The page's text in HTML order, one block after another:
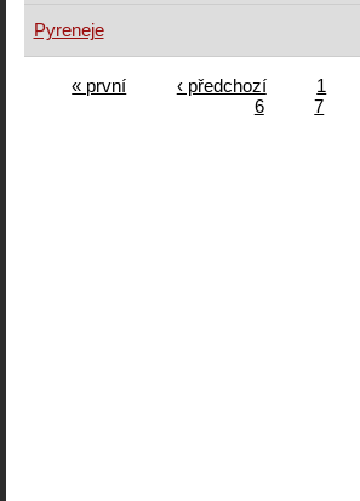
Pyreneje
« první ‹ předchozí 1
6
7